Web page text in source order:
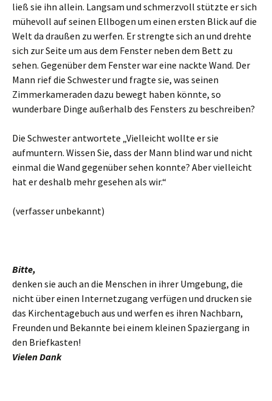
ließ sie ihn allein. Langsam und schmerzvoll stützte er sich
mühevoll auf seinen Ellbogen um einen ersten Blick auf die
Welt da draußen zu werfen. Er strengte sich an und drehte
sich zur Seite um aus dem Fenster neben dem Bett zu
sehen. Gegenüber dem Fenster war eine nackte Wand. Der
Mann rief die Schwester und fragte sie, was seinen
Zimmerkameraden dazu bewegt haben könnte, so
wunderbare Dinge außerhalb des Fensters zu beschreiben?
Die Schwester antwortete „Vielleicht wollte er sie
aufmuntern. Wissen Sie, dass der Mann blind war und nicht
einmal die Wand gegenüber sehen konnte? Aber vielleicht
hat er deshalb mehr gesehen als wir.“
(verfasser unbekannt)
Bitte,
denken sie auch an die Menschen in ihrer Umgebung, die
nicht über einen Internetzugang verfügen und drucken sie
das Kirchentagebuch aus und werfen es ihren Nachbarn,
Freunden und Bekannte bei einem kleinen Spaziergang in
den Briefkasten!
Vielen Dank